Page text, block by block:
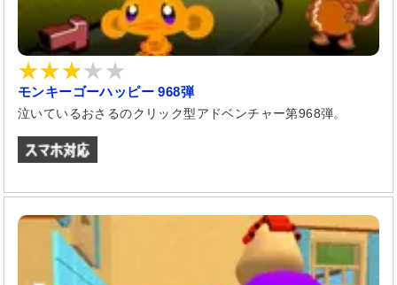
モンキーゴーハッピー 968弾
泣いているおさるのクリック型アドベンチャー第968弾。